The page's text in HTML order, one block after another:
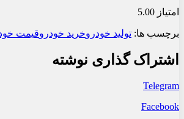
امتیاز 5.00
برچسب ها: تولید خودروخرید خودروقیمت
اشتراک گذاری نوشته
Telegram
Facebook